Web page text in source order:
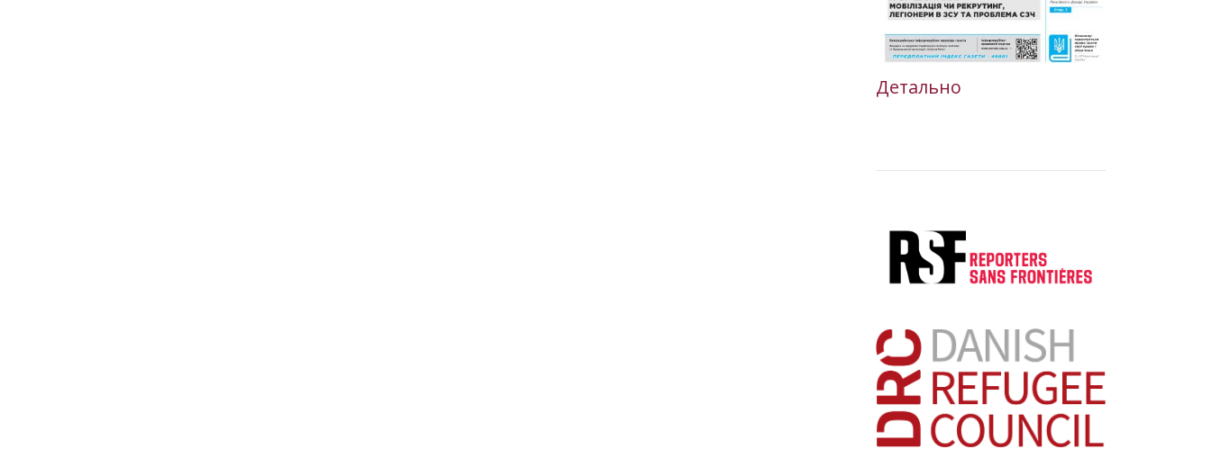
Детально